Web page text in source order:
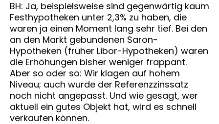
BH: Ja, beispielsweise sind gegenwärtig kaum
Festhypotheken unter 2,3% zu haben, die
waren ja einen Moment lang sehr tief. Bei den
an den Markt gebundenen Saron-
Hypotheken (früher Libor-Hypotheken) waren
die Erhöhungen bisher weniger frappant.
Aber so oder so: Wir klagen auf hohem
Niveau; auch wurde der Referenzzinssatz
noch nicht angepasst. Und wie gesagt, wer
aktuell ein gutes Objekt hat, wird es schnell
verkaufen können.